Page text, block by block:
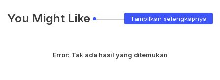
You Might Like Tampilkan selengkapnya
Error: Tak ada hasil yang ditemukan